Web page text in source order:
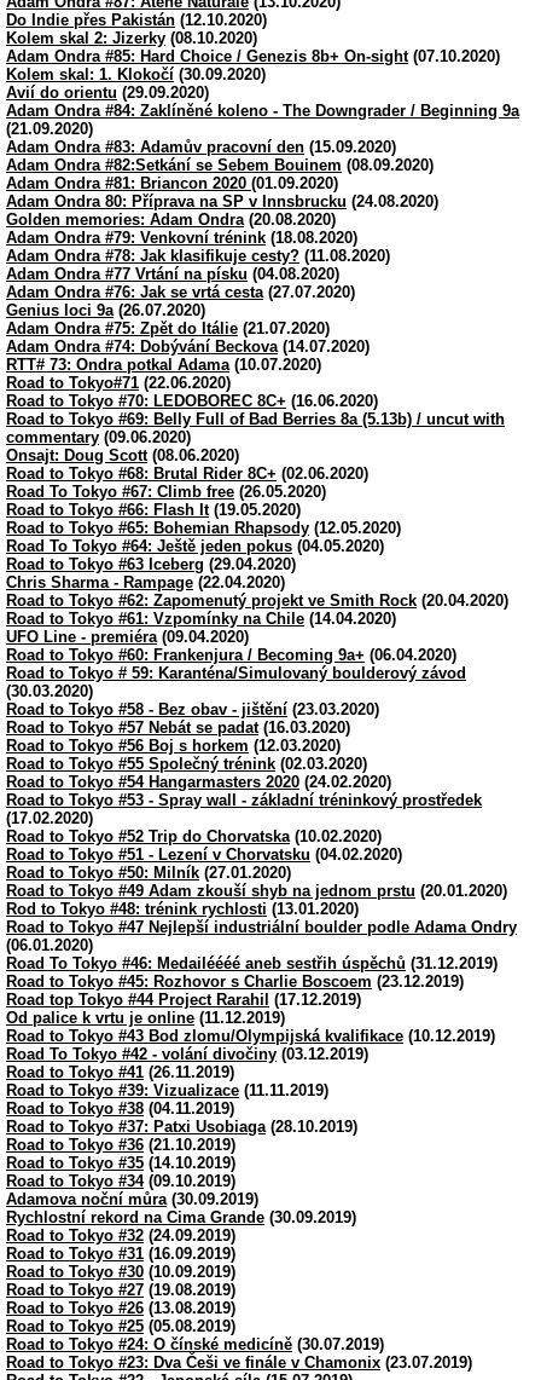
Do Indie přes Pakistán (12.10.2020)
Kolem skal 2: Jizerky (08.10.2020)
Adam Ondra #85: Hard Choice / Genezis 8b+ On-sight(07.10.2020)
Kolem skal: 1. Klokočí (30.09.2020)
Avií do orientu (29.09.2020)
Adam Ondra #84: Zaklíněné koleno - The Downgrader / Beginning 9a
(21.09.2020)
Adam Ondra #83: Adamův pracovní den (15.09.2020)
Adam Ondra #82:Setkání se Sebem Bouinem (08.09.2020)
Adam Ondra #81: Briancon 2020 (01.09.2020)
Adam Ondra 80: Příprava na SP v Innsbrucku (24.08.2020)
Golden memories: Adam Ondra(20.08.2020)
Adam Ondra #79: Venkovní trénink (18.08.2020)
Adam Ondra #78: Jak klasifikuje cesty? (11.08.2020)
Adam Ondra #77 Vrtání na písku (04.08.2020)
Adam Ondra #76: Jak se vrtá cesta(27.07.2020)
Genius loci 9a(26.07.2020)
Adam Ondra #75: Zpět do Itálie (21.07.2020)
Adam Ondra #74: Dobývání Beckova(14.07.2020)
RTT# 73: Ondra potkal Adama(10.07.2020)
Road to Tokyo#71 (22.06.2020)
Road to Tokyo #70: LEDOBOREC 8C+ (16.06.2020)
Road to Tokyo #69: Belly Full of Bad Berries 8a (5.13b) / uncut with
commentary (09.06.2020)
Onsajt: Doug Scott(08.06.2020)
Road to Tokyo #68: Brutal Rider 8C+ (02.06.2020)
Road To Tokyo #67: Climb free (26.05.2020)
Road to Tokyo #66: Flash It(19.05.2020)
Road to Tokyo #65: Bohemian Rhapsody (12.05.2020)
Road To Tokyo #64: Ještě jeden pokus (04.05.2020)
Road to Tokyo #63 Iceberg (29.04.2020)
Chris Sharma - Rampage (22.04.2020)
Road to Tokyo #62: Zapomenutý projekt ve Smith Rock (20.04.2020)
Road to Tokyo #61: Vzpomínky na Chile (14.04.2020)
UFO Line - premiéra(09.04.2020)
Road to Tokyo #60: Frankenjura / Becoming 9a+ (06.04.2020)
Road to Tokyo # 59: Karanténa/Simulovaný boulderový závod
(30.03.2020)
Road to Tokyo #58 - Bez obav - jištění (23.03.2020)
Road to Tokyo #57 Nebát se padat(16.03.2020)
Road to Tokyo #56 Boj s horkem (12.03.2020)
Road to Tokyo #55 Společný trénink (02.03.2020)
Road to Tokyo #54 Hangarmasters 2020 (24.02.2020)
Road to Tokyo #53 - Spray wall - základní tréninkový prostředek
(17.02.2020)
Road to Tokyo #52 Trip do Chorvatska(10.02.2020)
Road to Tokyo #51 - Lezení v Chorvatsku (04.02.2020)
Road to Tokyo #50: Milník (27.01.2020)
Road to Tokyo #49 Adam zkouší shyb na jednom prstu (20.01.2020)
Rod to Tokyo #48: trénink rychlosti (13.01.2020)
Road to Tokyo #47 Nejlepší industriální boulder podle Adama Ondry
(06.01.2020)
Road To Tokyo #46: Medailéééé aneb sestřih úspěchů (31.12.2019)
Road to Tokyo #45: Rozhovor s Charlie Boscoem (23.12.2019)
Road top Tokyo #44 Project Rarahil (17.12.2019)
Od palice k vrtu je online (11.12.2019)
Road to Tokyo #43 Bod zlomu/Olympijská kvalifikace (10.12.2019)
Road To Tokyo #42 - volání divočiny (03.12.2019)
Road to Tokyo #41 (26.11.2019)
Road to Tokyo #39: Vizualizace (11.11.2019)
Road to Tokyo #38 (04.11.2019)
Road to Tokyo #37: Patxi Usobiaga(28.10.2019)
Road to Tokyo #36 (21.10.2019)
Road to Tokyo #35 (14.10.2019)
Road to Tokyo #34(09.10.2019)
Adamova noční můra(30.09.2019)
Rychlostní rekord na Cima Grande (30.09.2019)
Road to Tokyo #32 (24.09.2019)
Road to Tokyo #31 (16.09.2019)
Road to Tokyo #30 (10.09.2019)
Road to Tokyo #27 (19.08.2019)
Road to Tokyo #26 (13.08.2019)
Road to Tokyo #25 (05.08.2019)
Road to Tokyo #24: O čínské medicíně (30.07.2019)
Road to Tokyo #23: Dva Češi ve finále v Chamonix (23.07.2019)